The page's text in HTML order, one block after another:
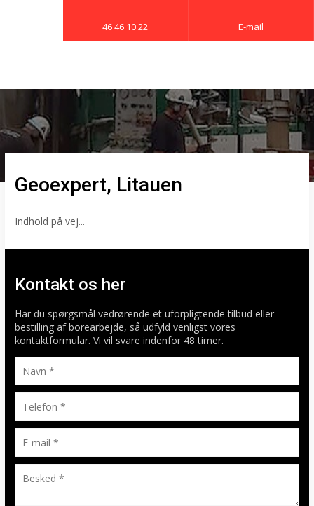
46 46 10 22 E-mail
Geoexpert, Litauen​
Indhold på vej...​
Kontakt os her
​Har du spørgsmål vedrørende et uforpligtende tilbud eller
bestilling af borearbejde, ​så udfyld venligst vores
kontaktformular. Vi vil svare indenfor 48 timer.​